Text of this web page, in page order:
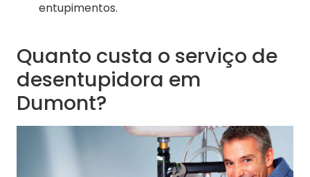
entupimentos.
Quanto custa o serviço de
desentupidora em
Dumont?